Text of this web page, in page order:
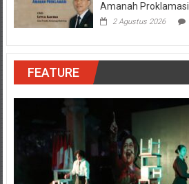
Amanah Proklamasi
2 Agustus 2026
FEATURE